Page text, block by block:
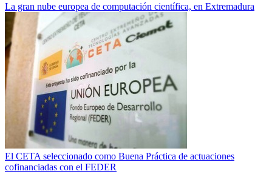
La gran nube europea de computación científica, en Extremadura
El CETA seleccionado como Buena Práctica de actuaciones
cofinanciadas con el FEDER